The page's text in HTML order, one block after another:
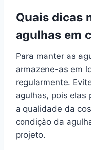
Quais dicas
agulhas em
Para manter as
armazene-as em
regularmente.
agulhas, pois elas
a qualidade da
condição da
projeto.